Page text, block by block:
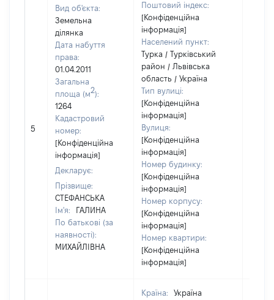
5
Вид об'єкта:
Земельна
ділянка
Дата набуття
права:
01.04.2011
Загальна
площа (м2):
1264
Кадастровий
номер:
[Конфіденційна
інформація]
Декларує:
Прізвище:
СТЕФАНСЬКА
Ім'я:
ГАЛИНА
По батькові (за
наявності):
МИХАЙЛІВНА
Поштовий індекс:
[Конфіденційна
інформація]
Населений пункт:
Турка / Турківський
район / Львівська
область / Україна
Тип вулиці:
[Конфіденційна
інформація]
Вулиця:
[Конфіденційна
інформація]
Номер будинку:
[Конфіденційна
інформація]
Номер корпусу:
[Конфіденційна
інформація]
Номер квартири:
[Конфіденційна
інформація]
Країна:
Україна